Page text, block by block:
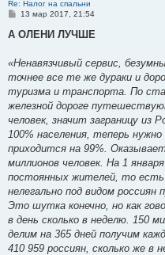
Re: Налог на спальни
С
о
е
и
е
13 мар 2017, 21:54
А ОЛЕНИ ЛУЧШЕ
«Ненавязчивый сервис,
точнее все те же дураки и
туризма и транспорта. По
железной дороге
человек, значит заграницу
100% населения, теперь
приходится на 99%.
миллионов человек. На 1
постоянных жителей, то
нелегально под видом
Это шутка конечно, но как
в день сколько в неделю. 150
делим на 365 дней получим
410 959 россиян, сколько же в